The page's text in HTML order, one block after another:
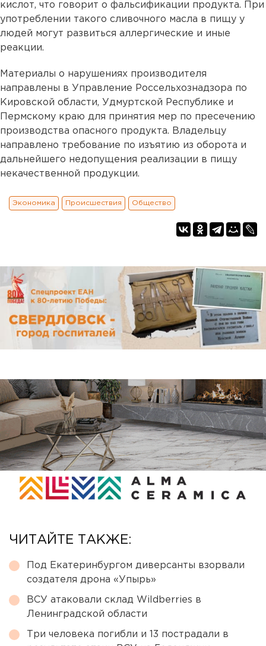
кислот, что говорит о фальсификации продукта. При
употреблении такого сливочного масла в пищу у
людей могут развиться аллергические и иные
реакции.
Материалы о нарушениях производителя
направлены в Управление Россельхознадзора по
Кировской области, Удмуртской Республике и
Пермскому краю для принятия мер по пресечению
производства опасного продукта. Владельцу
направлено требование по изъятию из оборота и
дальнейшего недопущения реализации в пищу
некачественной продукции.
Экономика Происшествия Общество
ЧИТАЙТЕ ТАКЖЕ:
Под Екатеринбургом диверсанты взорвали
создателя дрона «Упырь»
ВСУ атаковали склад Wildberries в
Ленинградской области
Три человека погибли и 13 пострадали в